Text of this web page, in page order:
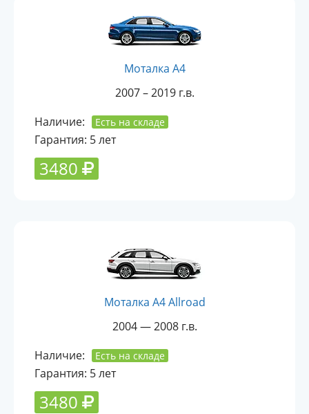
Моталка A4
2007 – 2019 г.в.
Наличие:
Есть на складе
Гарантия: 5 лет
3480
Моталка A4 Allroad
2004 — 2008 г.в.
Наличие:
Есть на складе
Гарантия: 5 лет
3480